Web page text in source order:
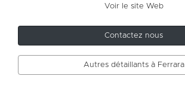
Voir le site Web
Contactez nous
Autres détaillants à Ferrara